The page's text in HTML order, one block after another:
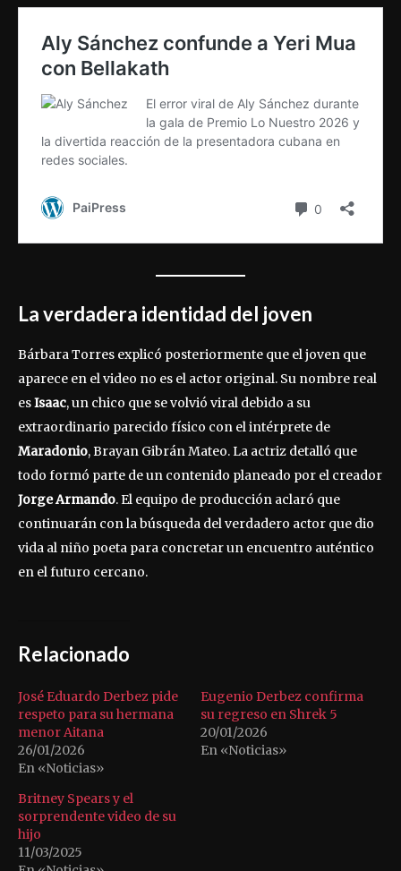
La verdadera identidad del joven
Bárbara Torres explicó posteriormente que el joven que
aparece en el video no es el actor original. Su nombre real
esIsaac, un chico que se volvió viral debido a su
extraordinario parecido físico con el intérprete de
Maradonio, Brayan Gibrán Mateo. La actriz detalló que
todo formó parte de un contenido planeado por el creador
Jorge Armando. El equipo de producción aclaró que
continuarán con la búsqueda del verdadero actor que dio
vida al niño poeta para concretar un encuentro auténtico
en el futuro cercano.
Relacionado
José Eduardo Derbez pide
respeto para su hermana
menor Aitana
26/01/2026
En «Noticias»
Eugenio Derbez confirma
su regreso en Shrek 5
20/01/2026
En «Noticias»
Britney Spears y el
sorprendente video de su
hijo
11/03/2025